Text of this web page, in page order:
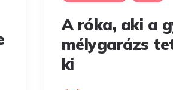
A róka, aki a
mélygarázs
ki